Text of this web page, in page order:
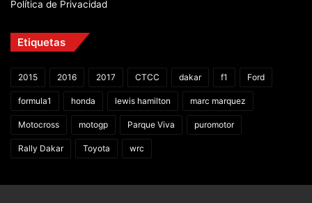
Política de Privacidad
Etiquetas
2015 2016 2017 CTCC dakar f1 Ford
formula1 honda lewis hamilton marc marquez
Motocross motogp Parque Viva puromotor
Rally Dakar Toyota wrc